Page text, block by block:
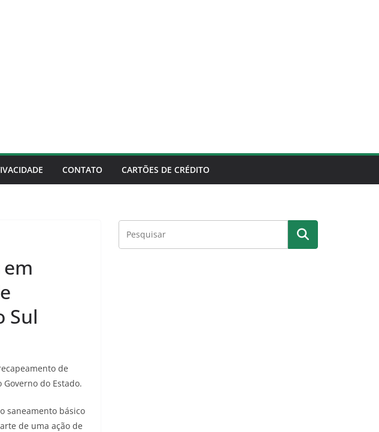
CONTATO CARTÕES DE CRÉDITO
Sul
de
do Estado.
saneamento básico
de uma ação de